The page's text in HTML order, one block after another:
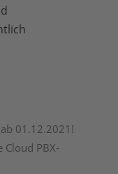
01.12.2021!
Cloud PBX-